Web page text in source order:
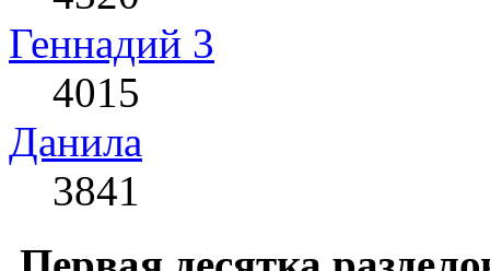
Геннадий 3
4015
Данила
3841